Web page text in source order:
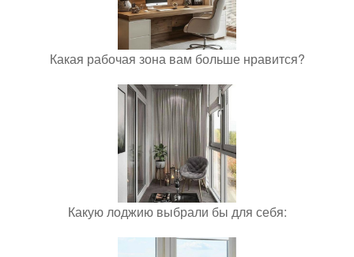
Какая рабочая зона вам больше нравится?
Какую лоджию выбрали бы для себя: